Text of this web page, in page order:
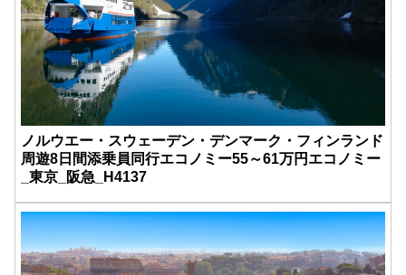
ノルウエー・スウェーデン・デンマーク・フィンランド
周遊8日間添乗員同行エコノミー55～61万円エコノミー
_東京_阪急_H4137